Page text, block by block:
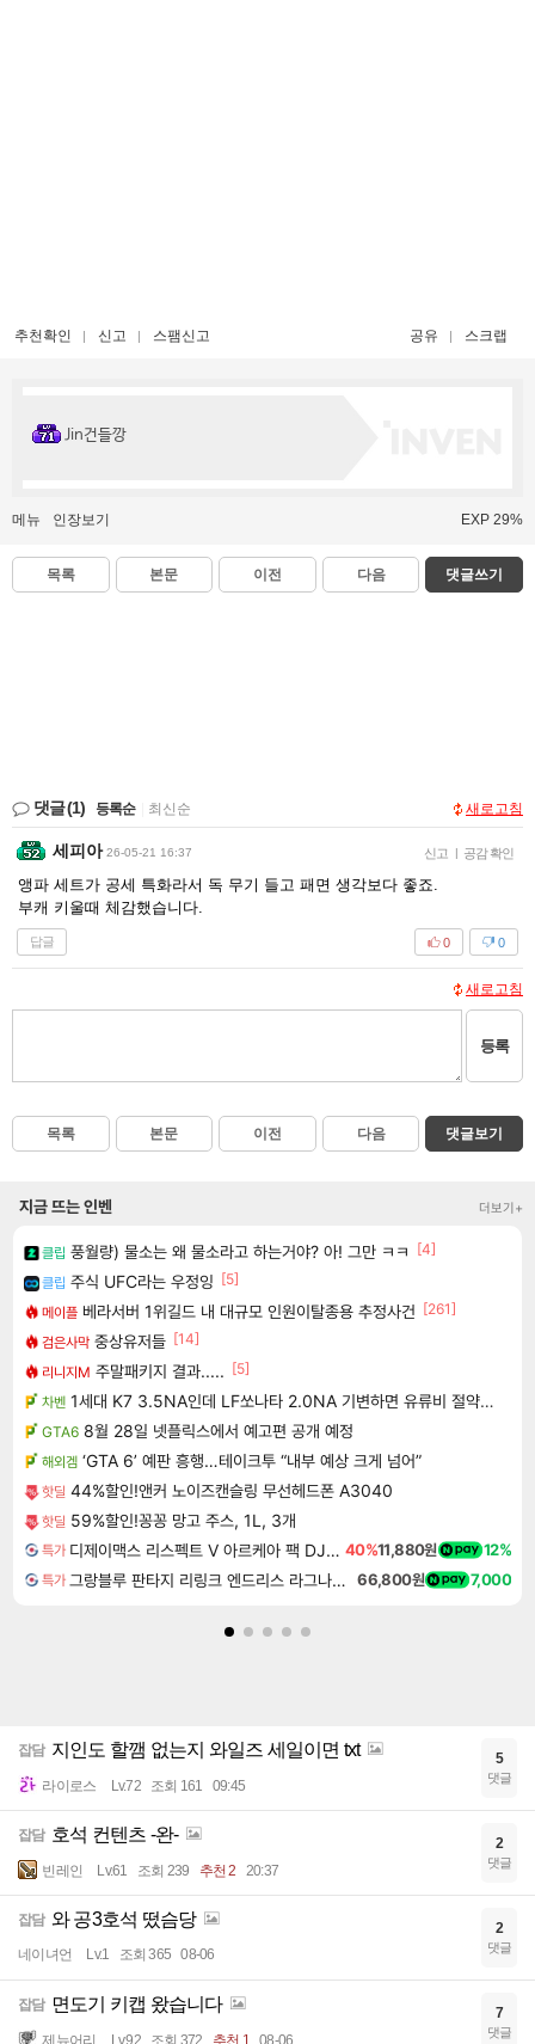
추천확인 신고 스팸신고 공유 스크랩
Jin건들깡
메뉴 인장보기 EXP 29%
목록 본문 이전 다음 댓글쓰기
댓글(1) 등록순 최신순 새로고침
세피아 26-05-21 16:37 신고 | 공감 확인
앵파 세트가 공세 특화라서 독 무기 들고 패면 생각보다 좋죠.
부캐 키울때 체감했습니다.
답글 0
0
새로고침
등록
목록 본문 이전 다음 댓글보기
지금 뜨는 인벤 더보기+
클립 풍월량) 물소는 왜 물소라고 하는거야? 아! 그만 ㅋㅋ
[4]
클립 주식 UFC라는 우정잉 [5]
메이플 베라서버 1위길드 내 대규모 인원이탈종용 추정사건 [261]
검은사막 중상유저들 [14]
리니지M 주말패키지 결과..... [5]
차벤 1세대 K7 3.5NA인데 LF쏘나타 2.0NA 기변하면 유류비 절약이 얼마나 될까요..?
GTA6 8월 28일 넷플릭스에서 예고편 공개 예정
해외겜 ‘GTA 6’ 예판 흥행…테이크투 “내부 예상 크게 넘어”
핫딜 44%할인!앤커 노이즈캔슬링 무선헤드폰 A3040
핫딜 59%할인!꽁꽁 망고 주스, 1L, 3개
특가 디제이맥스 리스펙트 V 아르케아 팩 DJMAX RESPECT V Arcaea Pack DLC 40%11,880원 12%
특가 그랑블루 판타지 리링크 엔드리스 라그나로크 Granblue Fantasy Relink Endless Ragnarok 66,800원 7,000
잡담 지인도 할깸 없는지 와일즈 세일이면 txt
라이로스 Lv.72 조회 161 09:45
5
댓글
잡담 호석 컨텐츠 -완-
빈레인 Lv.61 조회 239 추천 2 20:37
2
댓글
잡담 와 공3호석 떴슴당
네이녀언 Lv.1 조회 365 08-06
2
댓글
잡담 면도기 키캡 왔습니다
제뉴어리 Lv.92 조회 372 추천 1 08-06
7
댓글